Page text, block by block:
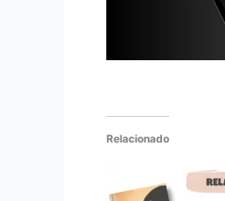
Relacionado